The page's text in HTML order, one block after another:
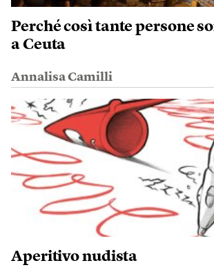
Perché così tante persone
a Ceuta
Annalisa Camilli
Aperitivo nudista